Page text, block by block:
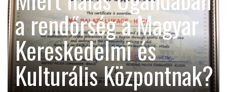
GLOBOTV
AFRIKA TUDÁSTÁR
a rendőrség a Magyar
Kereskedelmi és
Kulturális Központnak?